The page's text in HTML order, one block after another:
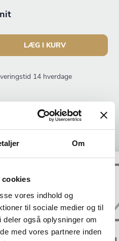
Om
cookies
vores indhold og
til sociale medier og til
også oplysninger om
med vores partnere inden
LÆG I KURV
14 hverdage
PÅ